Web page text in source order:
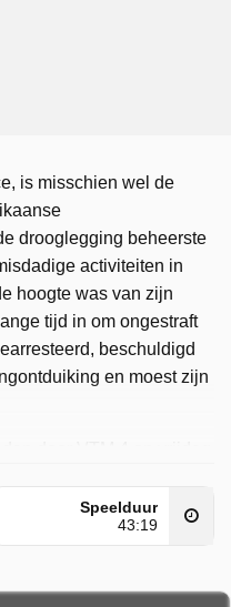
is misschien wel de
drooglegging beheerste
activiteiten in
hoogte was van zijn
tijd in om ongestraft
beschuldigd
en moest zijn
Speelduur
43:19